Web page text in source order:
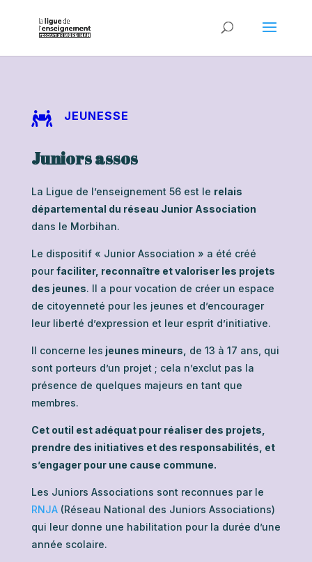
 JEUNESSE
Juniors assos
La Ligue de l’enseignement 56 est le relais
départemental du réseau Junior Association
dans le Morbihan.
Le dispositif « Junior Association » a été créé
pourfaciliter, reconnaître et valoriser les projets
des jeunes. Il a pour vocation de créer un espace
de citoyenneté pour les jeunes et d’encourager
leur liberté d’expression et leur esprit d’initiative.
Il concerne les jeunes mineurs,
de 13 à 17 ans, qui
sont porteurs d’un projet ; cela n’exclut pas la
présence de quelques majeurs en tant que
membres.
Cet outil est adéquat pour réaliser des projets,
prendre des initiatives et des responsabilités, et
s’engager pour une cause commune.
Les Juniors Associations sont reconnues par le
RNJA(Réseau National des Juniors Associations)
qui leur donne une habilitation pour la durée d’une
année scolaire.